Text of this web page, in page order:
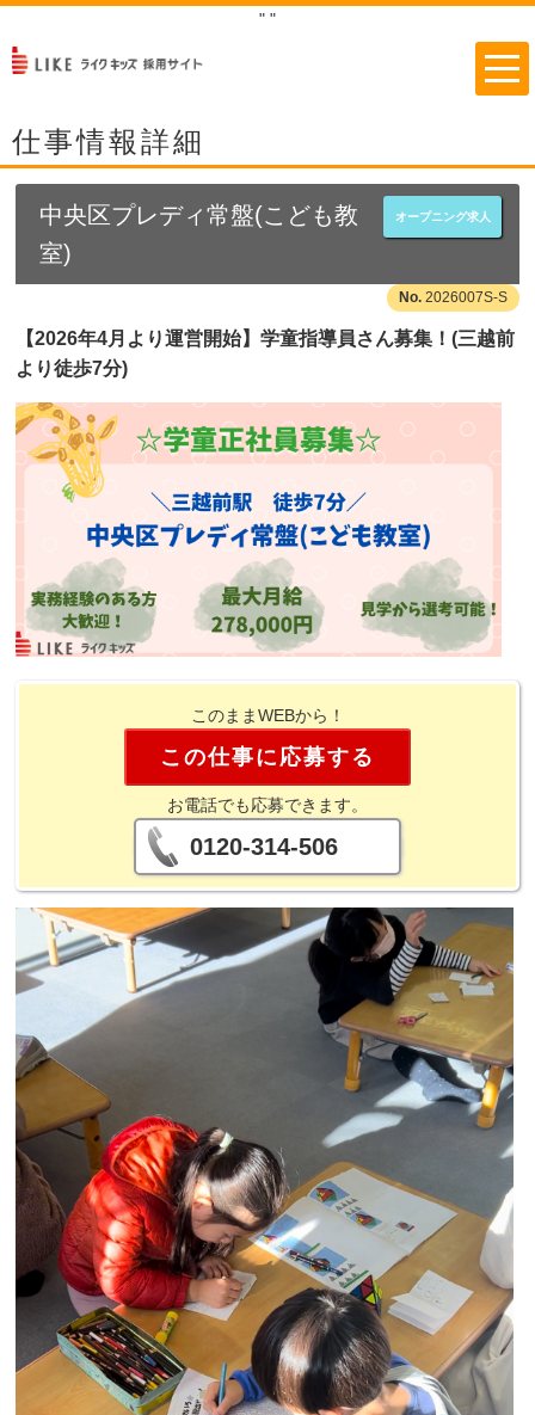
" "
仕事情報詳細
オープニング求人
中央区プレディ常盤(こども教
室)
2026007S-S
【2026年4月より運営開始】学童指導員さん募集！(三越前
より徒歩7分)
このままWEBから！
この仕事に応募する
お電話でも応募できます。
0120-314-506